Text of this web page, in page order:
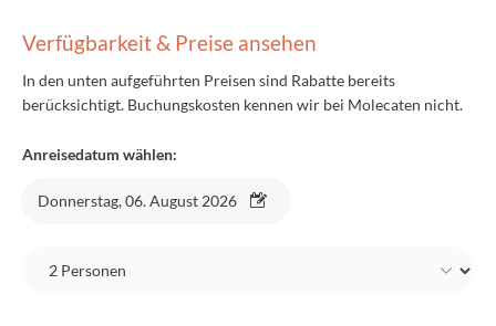
Verfügbarkeit & Preise ansehen
In den unten aufgeführten Preisen sind Rabatte bereits
berücksichtigt. Buchungskosten kennen wir bei Molecaten nicht.
Anreisedatum wählen:
Donnerstag, 06. August 2026